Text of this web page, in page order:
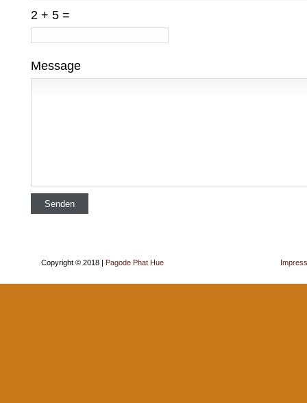
2 + 5 =
Message
Copyright © 2018 | Pagode Phat Hue